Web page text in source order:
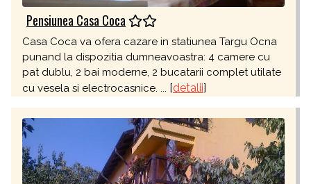
Pensiunea Casa Coca
Casa Coca va ofera cazare in statiunea Targu Ocna
punand la dispozitia dumneavoastra: 4 camere cu
pat dublu, 2 bai moderne, 2 bucatarii complet utilate
cu vesela si electrocasnice. ... [detalii]